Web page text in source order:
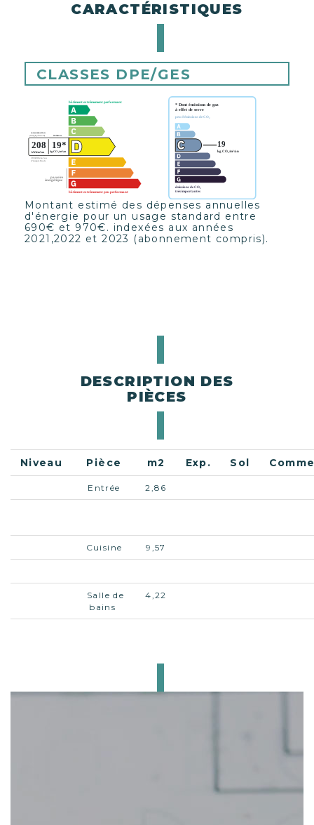
CARACTÉRISTIQUES
CLASSES DPE/GES
Montant estimé des dépenses annuelles
d'énergie pour un usage standard entre
690€ et 970€. indexées aux années
2021,2022 et 2023 (abonnement compris).
DESCRIPTION DES
PIÈCES
Niveau Pièce m2 Exp. Sol
Entrée 2,86
Cuisine 9,57
Salle de
bains
4,22